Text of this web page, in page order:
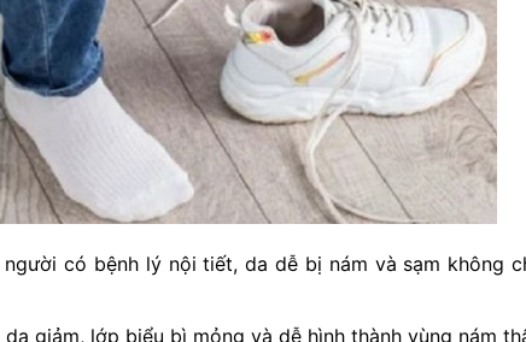
người có bệnh lý nội tiết, da dễ bị nám và sạm không
giảm, lớp biểu bì mỏng và dễ hình thành vùng nám